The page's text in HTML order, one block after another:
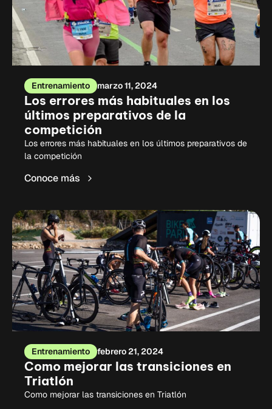
Entrenamiento marzo 11, 2024
Los errores más habituales en los
últimos preparativos de la
competición
Los errores más habituales en los últimos preparativos de
la competición
Conoce más
Entrenamiento febrero 21, 2024
Como mejorar las transiciones en
Triatlón
Como mejorar las transiciones en Triatlón